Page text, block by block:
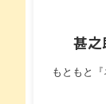
甚之
もともと